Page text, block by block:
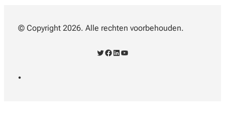
© Copyright 2026. Alle rechten voorbehouden.
Twitter Facebook LinkedIn YouTube
•